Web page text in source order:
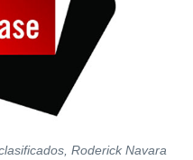
Roderick Navara